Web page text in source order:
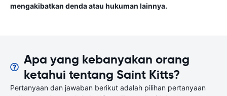
mengakibatkan denda atau hukuman lainnya.
Apa yang kebanyakan orang
ketahui tentang Saint Kitts?
Pertanyaan dan jawaban berikut adalah pilihan pertanyaan